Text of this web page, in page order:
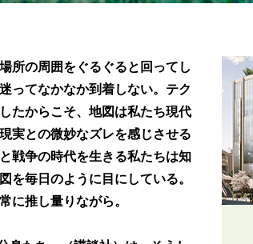
所の周囲をぐるぐると回ってし
ってなかなか到着しない。テク
たからこそ、地図は私たち現代
実との微妙なズレを感じさせる
戦争の時代を生きる私たちは知
を毎日のように目にしている。
に推し量りながら。